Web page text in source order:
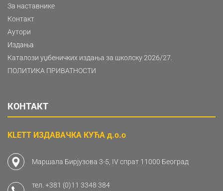
За наставнике
Контакт
Аутори
Издања
Каталози уџбеничких издања за школску 2026/27.
ПОЛИТИКА ПРИВАТНОСТИ
КОНТАКТ
KLETT ИЗДАВАЧКА КУЋА д.о.о
Маршала Бирјузова 3-5, IV спрат 11000 Београд
тел. +381 (0)11 3348 384